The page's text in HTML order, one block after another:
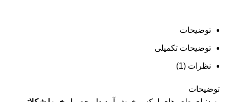
توضیحات
توضیحات تکمیلی
نظرات (1)
توضیحات